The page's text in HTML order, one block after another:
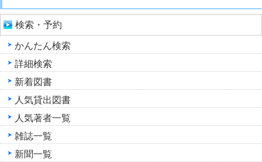
検索・予約
かんたん検索
詳細検索
新着図書
人気貸出図書
人気著者一覧
雑誌一覧
新聞一覧